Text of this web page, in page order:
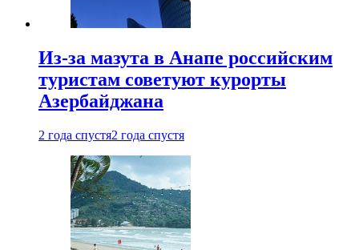
Из-за мазута в Анапе российским
туристам советуют курорты
Азербайджана
2 года спустя2 года спустя